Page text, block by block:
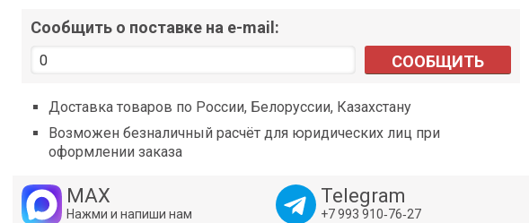
Сообщить о поставке на e-mail:
СООБЩИТЬ
Доставка товаров по России, Белоруссии, Казахстану
Возможен безналичный расчёт для юридических лиц при
оформлении заказа
MAX
Нажми и напиши нам
Telegram
+7 993 910‑76‑27